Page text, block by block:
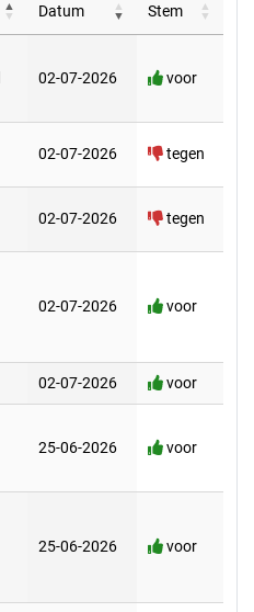
Datum Stem
02-07-2026 voor
02-07-2026 tegen
02-07-2026 tegen
02-07-2026 voor
02-07-2026 voor
25-06-2026 voor
25-06-2026 voor